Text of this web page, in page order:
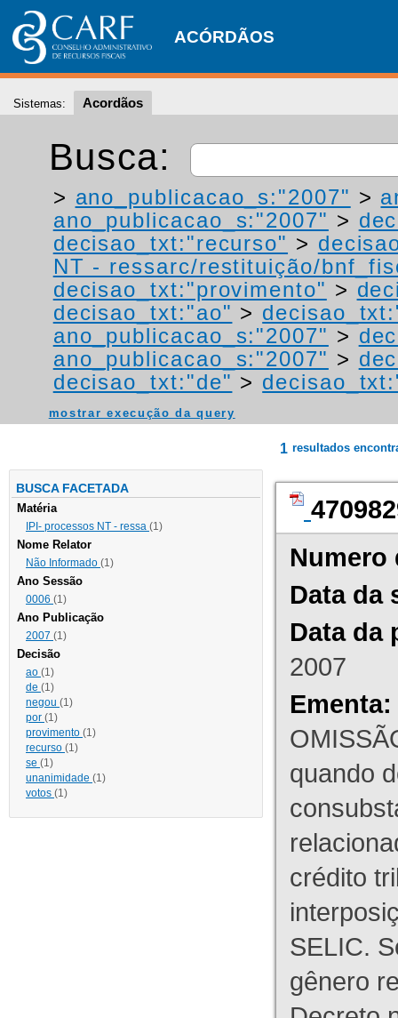
ACÓRDÃOS
Sistemas: Acordãos
Busca:
> ano_publicacao_s:"2007" >
ano_publicacao_s:"2007" >
decisao_txt:"recurso" >
NT - ressarc/restituição/
decisao_txt:"provimento" >
decisao_txt:"ao" >
ano_publicacao_s:"2007" >
ano_publicacao_s:"2007" >
decisao_txt:"de" >
mostrar execução da query
BUSCA FACETADA
Matéria
IPI- processos NT - ressa (1)
Nome Relator
Não Informado (1)
Ano Sessão
0006 (1)
Ano Publicação
2007 (1)
Decisão
ao (1)
de (1)
negou (1)
por (1)
provimento (1)
recurso (1)
se (1)
unanimidade (1)
votos (1)
1 resultados
Numero
Data da
Data da
2007
Ementa:
quando
crédito
SELIC.
gênero